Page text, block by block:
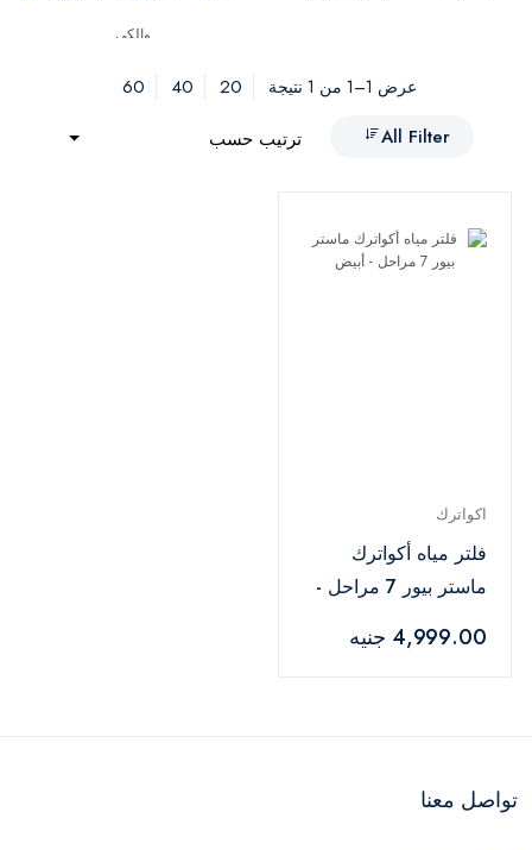
عرض 1–1 من 1 نتيجة 20
40
60
All Filter
ترتيب حسب
اكواترك
فلتر مياه أكواترك
ماستر بيور 7 مراحل -
4,999.00 جنيه
تواصل معنا